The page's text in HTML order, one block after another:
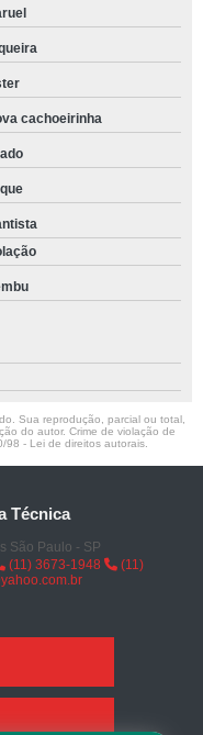
cachoeirinha
Sua reprodução, parcial ou total,
do autor. Crime de violação de
98 - Lei de direitos autorais
Técnica
São Paulo - SP
(11) 3673-1948
(11)